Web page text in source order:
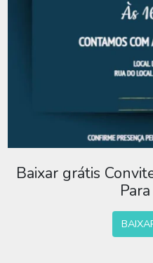
Baixar grátis